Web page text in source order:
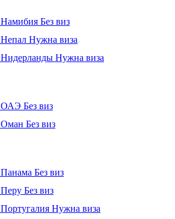
Намибия Без виз
Непал Нужна виза
Нидерланды Нужна виза
ОАЭ Без виз
Оман Без виз
Панама Без виз
Перу Без виз
Португалия Нужна виза